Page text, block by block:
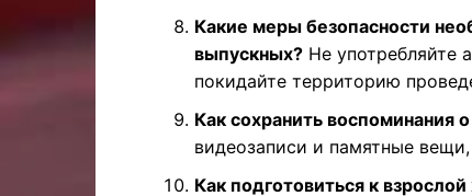
Какие меры безопасности
выпускных? Не употребляйте
покидайте территорию
Как сохранить воспоминания
видеозаписи и памятные
Как подготовиться к